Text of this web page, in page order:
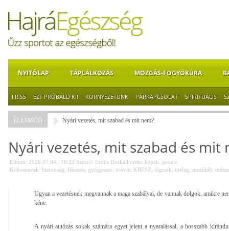
NYITÓLAP TÁPLÁLKOZÁS MOZGÁS-FOGYÓKÚRA
FRISS EZT PRÓBÁLD KI! KÖRNYEZETÜNK PÁRKAPCSOLAT SPIRITUÁLIS
ÉLETMÓD Nyári vezetés, mit szabad és mit nem?
Nyári vezetés, mit szabad és mit
Dátum: 2026.07.04., 10:22 Szerző: Erdős Dorka Forrás: képek: pexels
Kulcsszavak: biztonság fékezés gyógyszer ivóvíz KRESZ légzsák meleg mezítláb
Ugyan a vezetésnek megvannak a maga szabályai, de vannak dolgok, amikre
kéne.
A nyári autózás sokak számára egyet jelent a nyaralással, a hosszabb